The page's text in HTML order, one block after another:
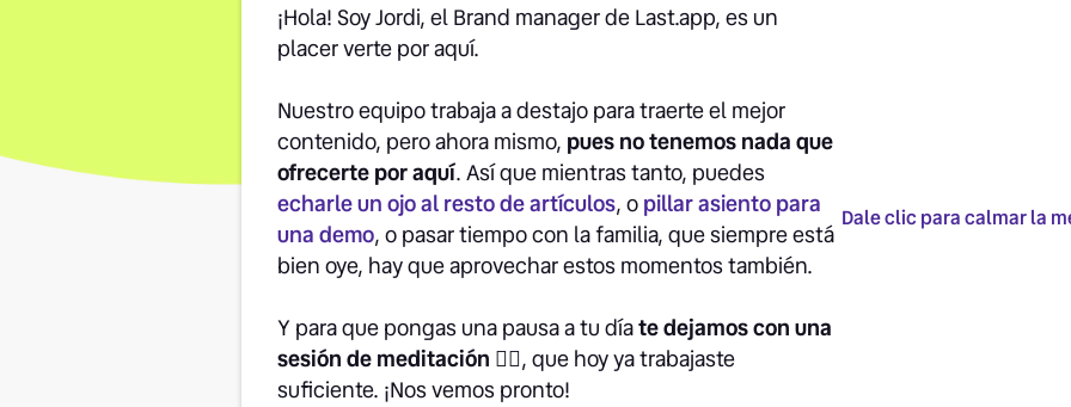
¡Hola! Soy Jordi, el Brand manager de Last.app, es un
placer verte por aquí.
Nuestro equipo trabaja a destajo para traerte el mejor
contenido, pero ahora mismo, pues no tenemos nada que
ofrecerte por aquí. Así que mientras tanto, puedes
echarle un ojo al resto de artículos, opillar asiento para
una demo, o pasar tiempo con la familia, que siempre está
bien oye, hay que aprovechar estos momentos también.
Y para que pongas una pausa a tu díate dejamos con una
sesión de meditación 👉🏽, que hoy ya trabajaste
suficiente. ¡Nos vemos pronto!
Dale clic para calmar la